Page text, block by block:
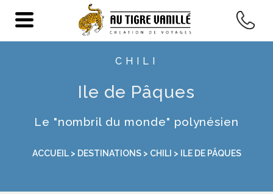
CHILI
Ile de Pâques
Le "nombril du monde" polynésien
ACCUEIL> DESTINATIONS> CHILI > ILE DE PÂQUES